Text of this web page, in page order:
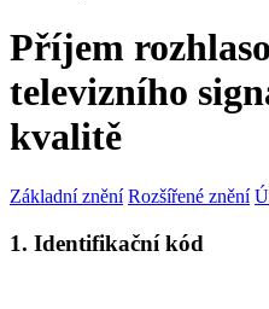
Příjem
televizního
kvalitě
Základní znění Rozšířené znění
1. Identifikační kód